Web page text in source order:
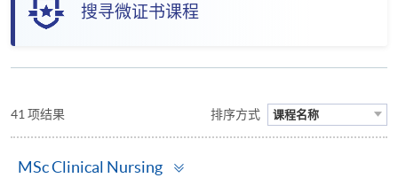
搜寻微证书课程
41 项结果 排序方式 课程名称
MSc Clinical Nursing